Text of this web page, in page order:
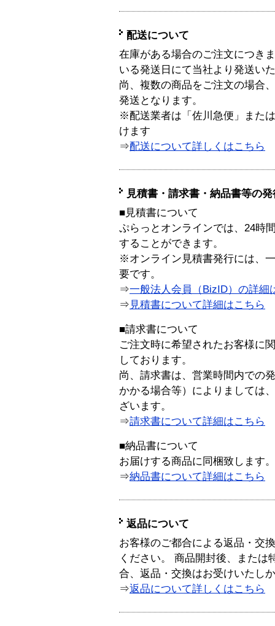
配送について
在庫がある場合のご注文につき
いる発送日にて当社より発送い
尚、複数の商品をご注文の場合
発送となります。
※配送業者は「佐川急便」また
けます
⇒配送について詳しくはこちら
見積書・請求書・納品書等の
■見積書について
ぷらっとオンラインでは、24時
することができます。
※オンライン見積書発行には、
要です。
⇒一般法人会員（BizID）の詳細
⇒ 見積書について詳細はこちら
■請求書について
ご注文時に希望されたお客様に
しております。
尚、請求書は、営業時間内での
かかる場合等）によりましては
ざいます。
⇒請求書について詳細はこちら
■納品書について
お届けする商品に同梱致します。
⇒納品書について詳細はこちら
返品について
お客様のご都合による返品・交
ください。 商品開封後、または
合、返品・交換はお受けいたし
⇒返品について詳しくはこちら